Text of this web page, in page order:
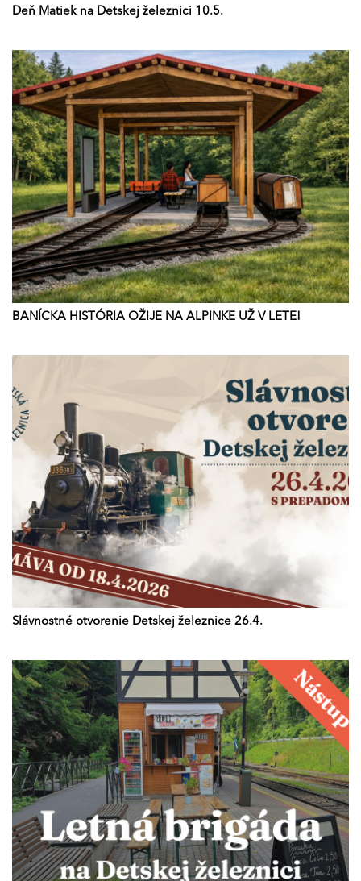
Deň Matiek na Detskej železnici 10.5.
BANÍCKA HISTÓRIA OŽIJE NA ALPINKE UŽ V LETE!
Slávnostné otvorenie Detskej železnice 26.4.